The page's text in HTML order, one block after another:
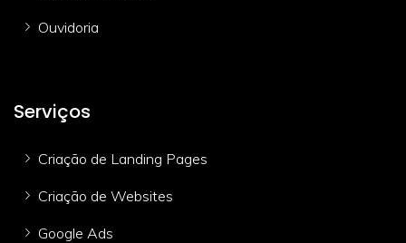
Ouvidoria
Serviços
Criação de Landing Pages
Criação de Websites
Google Ads